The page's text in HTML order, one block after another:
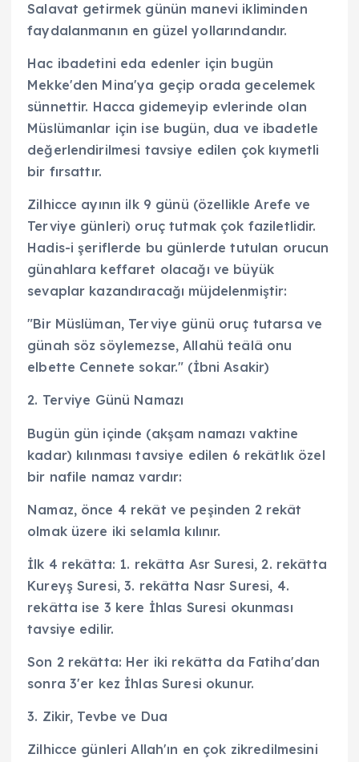
Salavat getirmek günün manevi ikliminden
faydalanmanın en güzel yollarındandır.
Hac ibadetini eda edenler için bugün
Mekke'den Mina'ya geçip orada gecelemek
sünnettir. Hacca gidemeyip evlerinde olan
Müslümanlar için ise bugün, dua ve ibadetle
değerlendirilmesi tavsiye edilen çok kıymetli
bir fırsattır.
Zilhicce ayının ilk 9 günü (özellikle Arefe ve
Terviye günleri) oruç tutmak çok faziletlidir.
Hadis-i şeriflerde bu günlerde tutulan orucun
günahlara keffaret olacağı ve büyük
sevaplar kazandıracağı müjdelenmiştir:
"Bir Müslüman, Terviye günü oruç tutarsa ve
günah söz söylemezse, Allahü teâlâ onu
elbette Cennete sokar." (İbni Asakir)
2. Terviye Günü Namazı
Bugün gün içinde (akşam namazı vaktine
kadar) kılınması tavsiye edilen 6 rekâtlık özel
bir nafile namaz vardır:
Namaz, önce 4 rekât ve peşinden 2 rekât
olmak üzere iki selamla kılınır.
İlk 4 rekâtta: 1. rekâtta Asr Suresi, 2. rekâtta
Kureyş Suresi, 3. rekâtta Nasr Suresi, 4.
rekâtta ise 3 kere İhlas Suresi okunması
tavsiye edilir.
Son 2 rekâtta: Her iki rekâtta da Fatiha'dan
sonra 3'er kez İhlas Suresi okunur.
3. Zikir, Tevbe ve Dua
Zilhicce günleri Allah'ın en çok zikredilmesini